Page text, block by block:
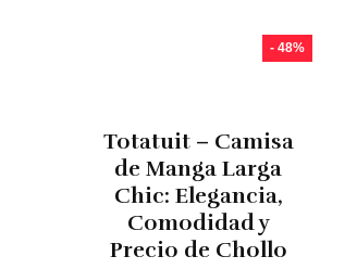
- 48%
Totatuit – Camisa
de Manga Larga
Chic: Elegancia,
Comodidad y
Precio de Chollo